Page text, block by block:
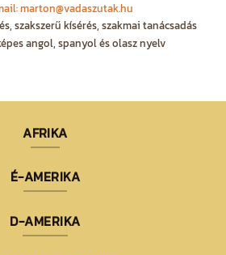
marton@vadaszutak.hu
szakszerű kísérés, szakmai tanácsadás
angol, spanyol és olasz nyelv
AFRIKA
É-AMERIKA
D-AMERIKA